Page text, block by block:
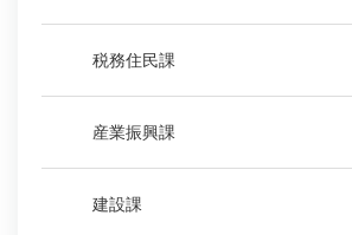
税務住民課
産業振興課
建設課